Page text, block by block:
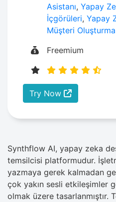
Asistanı,Yapay
İçgörüleri,Yapay
Müşteri Oluşturma
Freemium
Try Now
Synthflow​‍​‌‍​‍‌ AI, yapay zeka
temsilcisi platformudur.
yazmaya gerek kalmadan
çok yakın sesli etkileşimler
olmak üzere tasarlanmıştır.